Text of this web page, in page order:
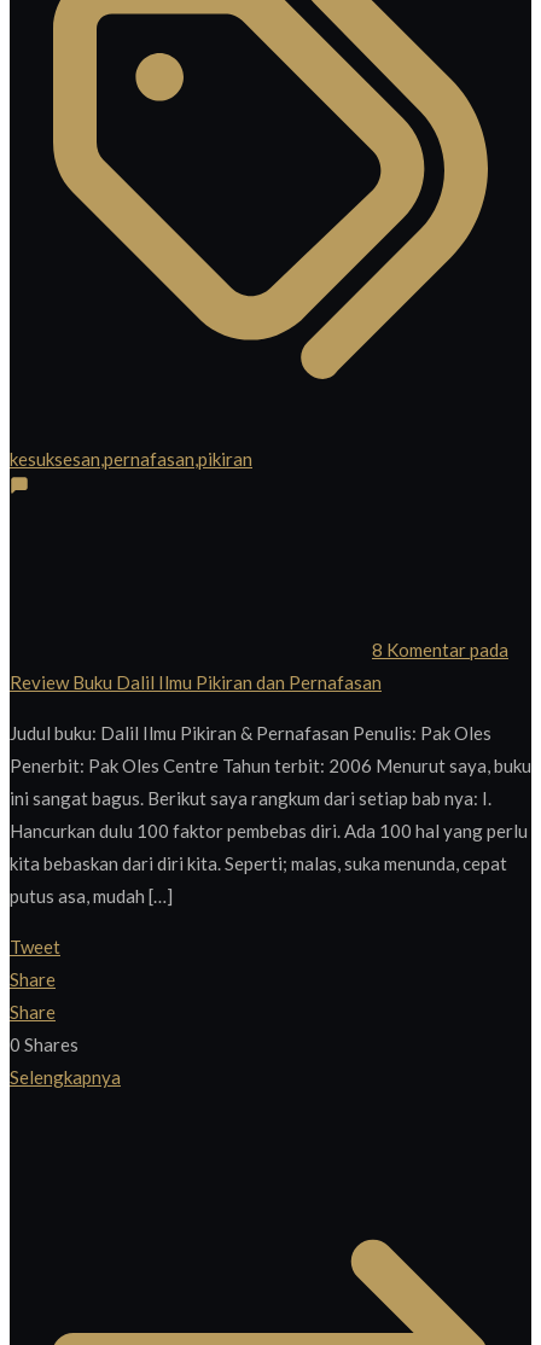
kesuksesan,pernafasan,pikiran
8 Komentarpada
Review Buku Dalil Ilmu Pikiran dan Pernafasan
Judul buku: Dalil Ilmu Pikiran & Pernafasan Penulis: Pak Oles
Penerbit: Pak Oles Centre Tahun terbit: 2006 Menurut saya, buku
ini sangat bagus. Berikut saya rangkum dari setiap bab nya: I.
Hancurkan dulu 100 faktor pembebas diri. Ada 100 hal yang perlu
kita bebaskan dari diri kita. Seperti; malas, suka menunda, cepat
putus asa, mudah […]
Tweet
Share
Share
0 Shares
Selengkapnya